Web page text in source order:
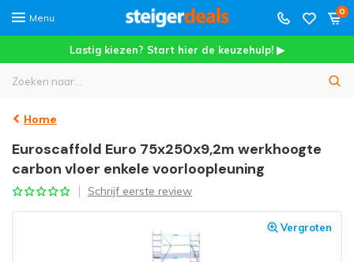
Menu
0
Lastig kiezen? Start hier de keuzehulp! ▶
Home
Euroscaffold Euro 75x250x9,2m werkhoogte
carbon vloer enkele voorloopleuning
Schrijf eerste review
Vergroten